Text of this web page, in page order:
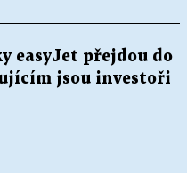
easyJet přejdou do
jsou investoři